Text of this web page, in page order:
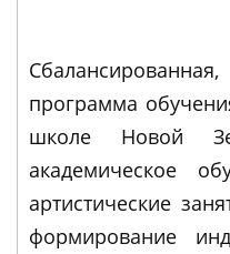
программа
школе Новой
академическое
артистические
формирование